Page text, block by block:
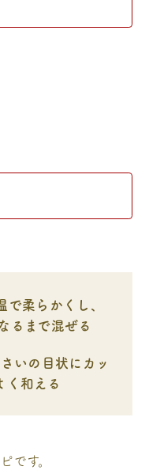
柔らかくし、
るまで混ぜる
いの目状にカッ
く和える
です。